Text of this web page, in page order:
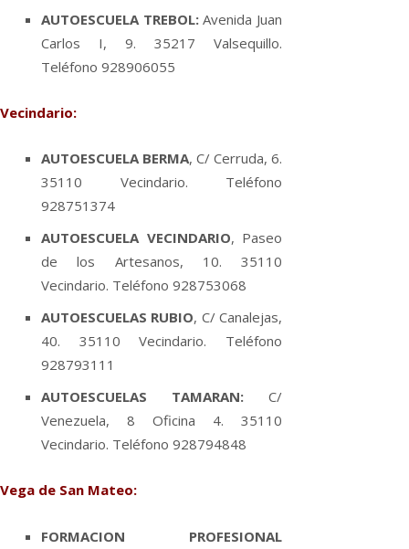
AUTOESCUELA TREBOL:Avenida Juan
Carlos I, 9. 35217 Valsequillo.
Teléfono 928906055
Vecindario:
AUTOESCUELA BERMA, C/ Cerruda, 6.
35110 Vecindario. Teléfono
928751374
AUTOESCUELA VECINDARIO, Paseo
de los Artesanos, 10. 35110
Vecindario. Teléfono 928753068
AUTOESCUELAS RUBIO, C/ Canalejas,
40. 35110 Vecindario. Teléfono
928793111
AUTOESCUELAS TAMARAN: C/
Venezuela, 8 Oficina 4. 35110
Vecindario. Teléfono 928794848
Vega de San Mateo:
FORMACION PROFESIONAL